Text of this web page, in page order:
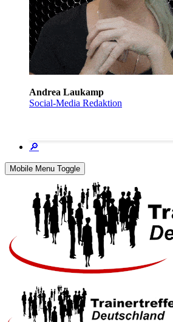
Andrea Laukamp
Social-Media Redaktion
🔎
Mobile Menu Toggle